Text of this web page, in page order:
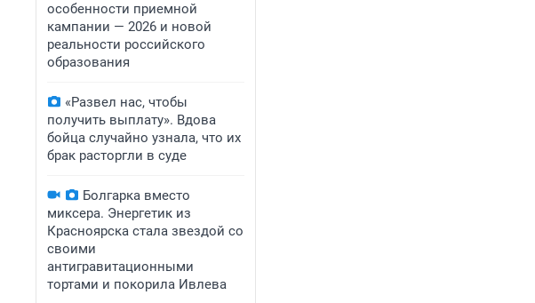
особенности приемной
кампании — 2026 и новой
реальности российского
образования
«Развел нас, чтобы
получить выплату». Вдова
бойца случайно узнала, что их
брак расторгли в суде
Болгарка вместо
миксера. Энергетик из
Красноярска стала звездой со
своими
антигравитационными
тортами и покорила Ивлева